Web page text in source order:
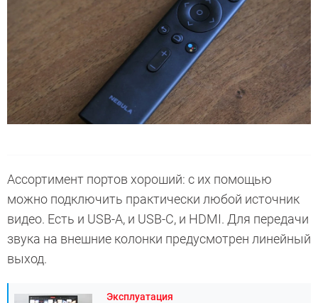
Ассортимент портов хороший: с их помощью
можно подключить практически любой источник
видео. Есть и USB-A, и USB-C, и HDMI. Для передачи
звука на внешние колонки предусмотрен линейный
выход.
Эксплуатация